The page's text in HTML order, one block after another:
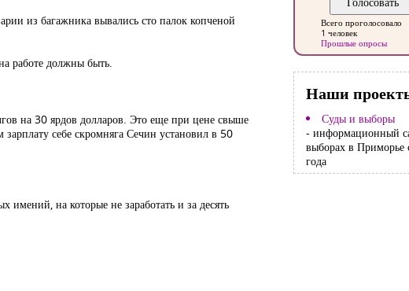
из багажника вывались сто палок копченой
работе должны быть.
на 30 ярдов долларов. Это еще при цене свыше
себе скромняга Сечин установил в 50
на которые не заработать и за десять
Всего проголосовало
1 человек
Прошлые опросы
Наши
Суды и выборы
- информационный
выборах в Приморье
года